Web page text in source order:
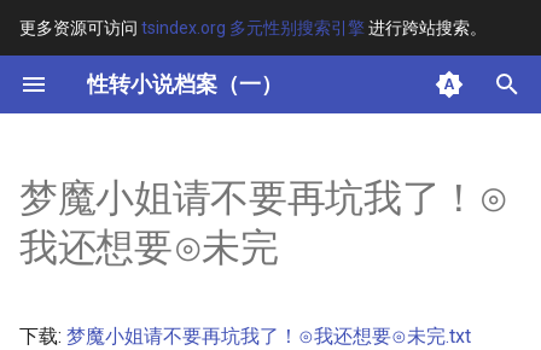
更多资源可访问 tsindex.org 多元性别搜索引擎进行跨站搜索。
性转小说档案（一）
键
开
始
索
其他信息 [Processed Page
Metadata]
梦魔小姐请不要再坑我了！⊙
我还想要⊙未完
下载: 梦魔小姐请不要再坑我了！⊙我还想要⊙未完.txt